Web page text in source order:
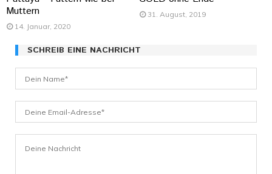
Muttern
14. Januar, 2020
31. August, 2019
SCHREIB EINE NACHRICHT